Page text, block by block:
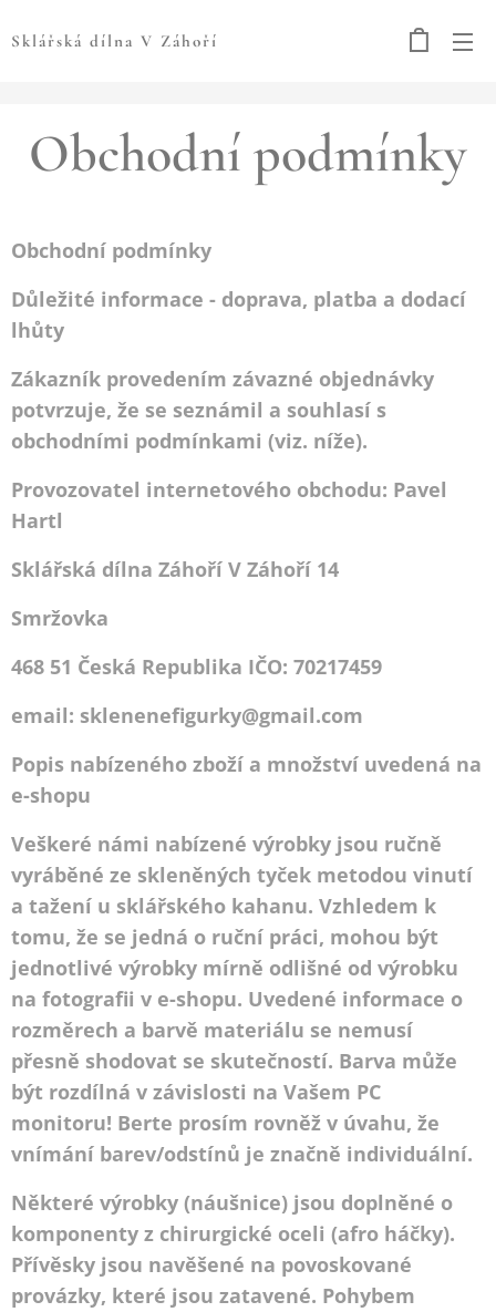
Sklářská dílna V Záhoří
Obchodní podmínky
Obchodní podmínky
Důležité informace - doprava, platba a dodací
lhůty
Zákazník provedením závazné objednávky
potvrzuje, že se seznámil a souhlasí s
obchodními podmínkami (viz. níže).
Provozovatel internetového obchodu: Pavel
Hartl
Sklářská dílna Záhoří V Záhoří 14
Smržovka
468 51 Česká Republika IČO: 70217459
email: sklenenefigurky@gmail.com
Popis nabízeného zboží a množství uvedená na
e-shopu
Veškeré námi nabízené výrobky jsou ručně
vyráběné ze skleněných tyček metodou vinutí
a tažení u sklářského kahanu. Vzhledem k
tomu, že se jedná o ruční práci, mohou být
jednotlivé výrobky mírně odlišné od výrobku
na fotografii v e-shopu. Uvedené informace o
rozměrech a barvě materiálu se nemusí
přesně shodovat se skutečností. Barva může
být rozdílná v závislosti na Vašem PC
monitoru! Berte prosím rovněž v úvahu, že
vnímání barev/odstínů je značně individuální.
Některé výrobky (náušnice) jsou doplněné o
komponenty z chirurgické oceli (afro háčky).
Přívěsky jsou navěšené na povoskované
provázky, které jsou zatavené. Pohybem